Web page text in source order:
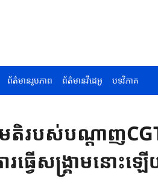
ព័ត៌មានរូបភាព ព័ត៌មានវីដេអូ បទវិភាគ
មតិរបស់បណ្តាញ
ធ្វើសង្រ្គាមនោះឡ